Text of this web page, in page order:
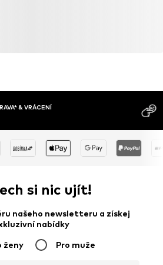
& VRÁCENÍ
si nic ujít!
našeho newsletteru a získej
nabídky
ženy Pro muže